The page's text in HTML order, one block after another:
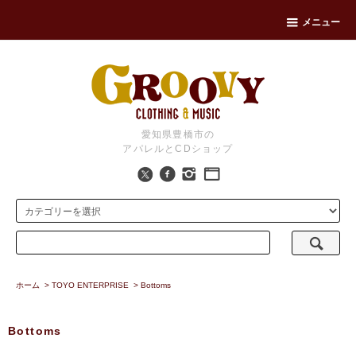
メニュー
愛知県豊橋市の
アパレルとCDショップ
ホーム > TOYO ENTERPRISE > Bottoms
Bottoms